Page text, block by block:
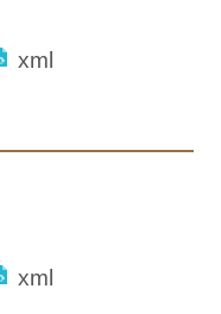
xml
xml